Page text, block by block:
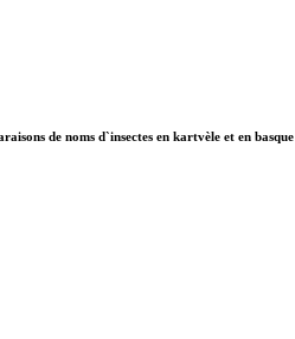
de noms d`insectes en kartvèle et en basque